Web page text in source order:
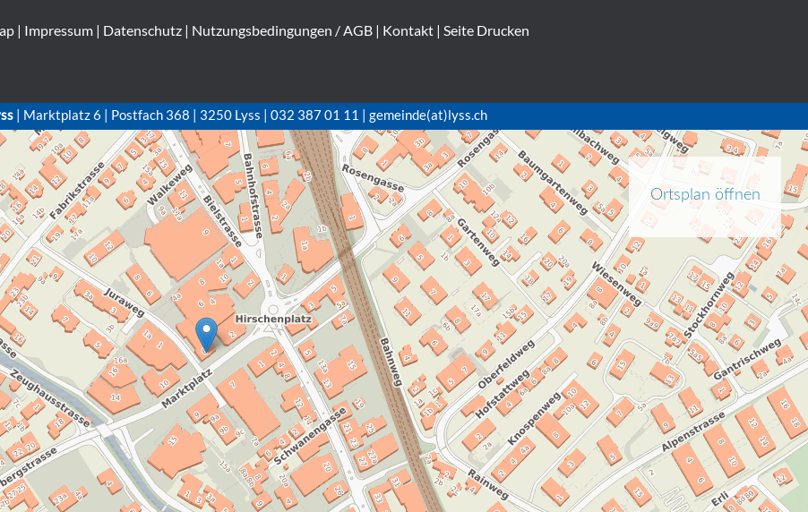
| Impressum| Datenschutz| Nutzungsbedingungen / AGB| Kontakt| Seite Drucken
| Marktplatz 6 | Postfach 368 | 3250 Lyss | 032 387 01 11 | gemeinde(at)lyss.ch